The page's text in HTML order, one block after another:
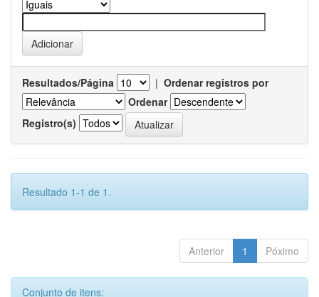
Resultados/Página | Ordenar registros por
Ordenar
Registro(s)
Resultado 1-1 de 1.
Anterior 1 Póximo
Conjunto de itens: